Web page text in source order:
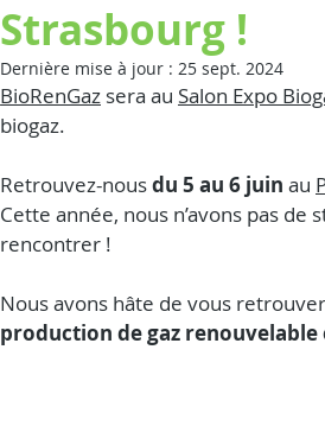
Strasbourg !
Dernière mise à jour : 25 sept. 2024
BioRenGaz sera au Salon Expo
biogaz.
Retrouvez-nous du 5 au 6 juin au
Cette année, nous n’avons pas
rencontrer !
Nous avons hâte de vous
production de gaz